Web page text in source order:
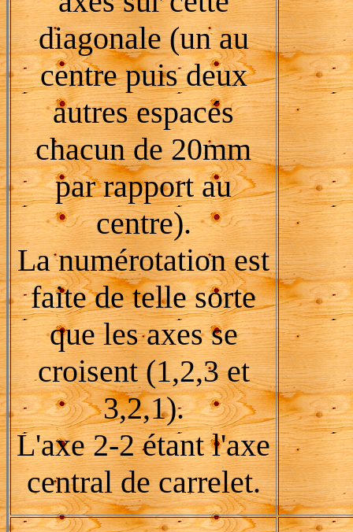
diagonale (un au
centre puis deux
autres espacés
chacun de 20mm
par rapport au
centre).
La numérotation est
faite de telle sorte
que les axes se
croisent (1,2,3 et
3,2,1).
L'axe 2-2 étant l'axe
central de carrelet.